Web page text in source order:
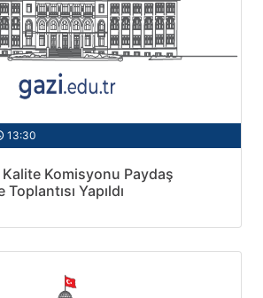
13:30
Komisyonu Paydaş
Yapıldı